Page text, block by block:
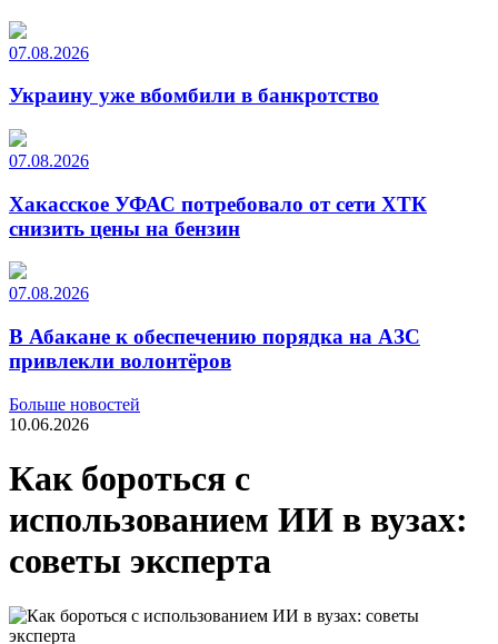
07.08.2026
Украину уже вбомбили в банкротство
07.08.2026
Хакасское УФАС потребовало от сети ХТК
снизить цены на бензин
07.08.2026
В Абакане к обеспечению порядка на АЗС
привлекли волонтёров
Больше новостей
10.06.2026
Как бороться с
использованием ИИ в вузах:
советы эксперта